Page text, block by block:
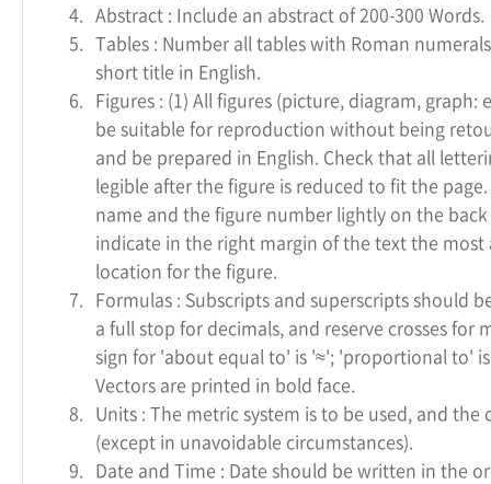
4. Abstract : Include an abstract of 200-300 Words.
5. Tables : Number all tables with Roman
short title in English.
6. Figures : (1) All figures (picture, diagram, graph:
be suitable for reproduction without being
and be prepared in English. Check that all
legible after the figure is reduced to fit the
name and the figure number lightly on the
indicate in the right margin of the text the
location for the figure.
7. Formulas : Subscripts and superscripts should
a full stop for decimals, and reserve crosses for
sign for 'about equal to' is '≈'; 'proportional to'
Vectors are printed in bold face.
8. Units : The metric system is to be used, and the
(except in unavoidable circumstances).
9. Date and Time : Date should be written in the